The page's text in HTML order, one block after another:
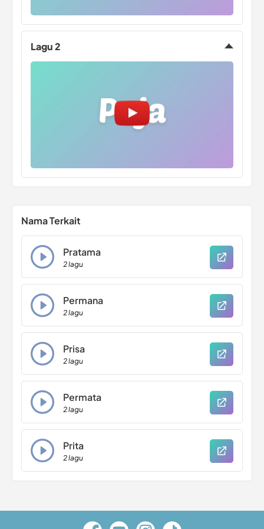
Lagu 2
Nama Terkait
Pratama
2 lagu
Permana
2 lagu
Prisa
2 lagu
Permata
2 lagu
Prita
2 lagu